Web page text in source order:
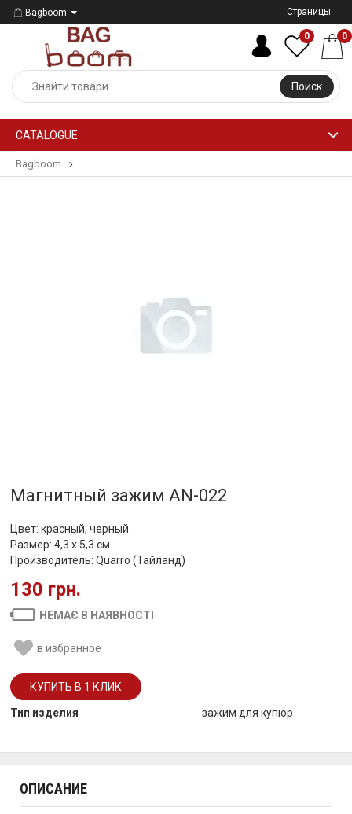
Bagboom Страницы
Поиск
0 0
CATALOGUE
Bagboom
Магнитный зажим AN-022
Цвет: красный, черный
Размер: 4,3 х 5,3 см
Производитель: Quarro (Тайланд)
130 грн.
НЕМАЄ В НАЯВНОСТІ
в избранное
Тип изделия зажим для купюр
ОПИСАНИЕ